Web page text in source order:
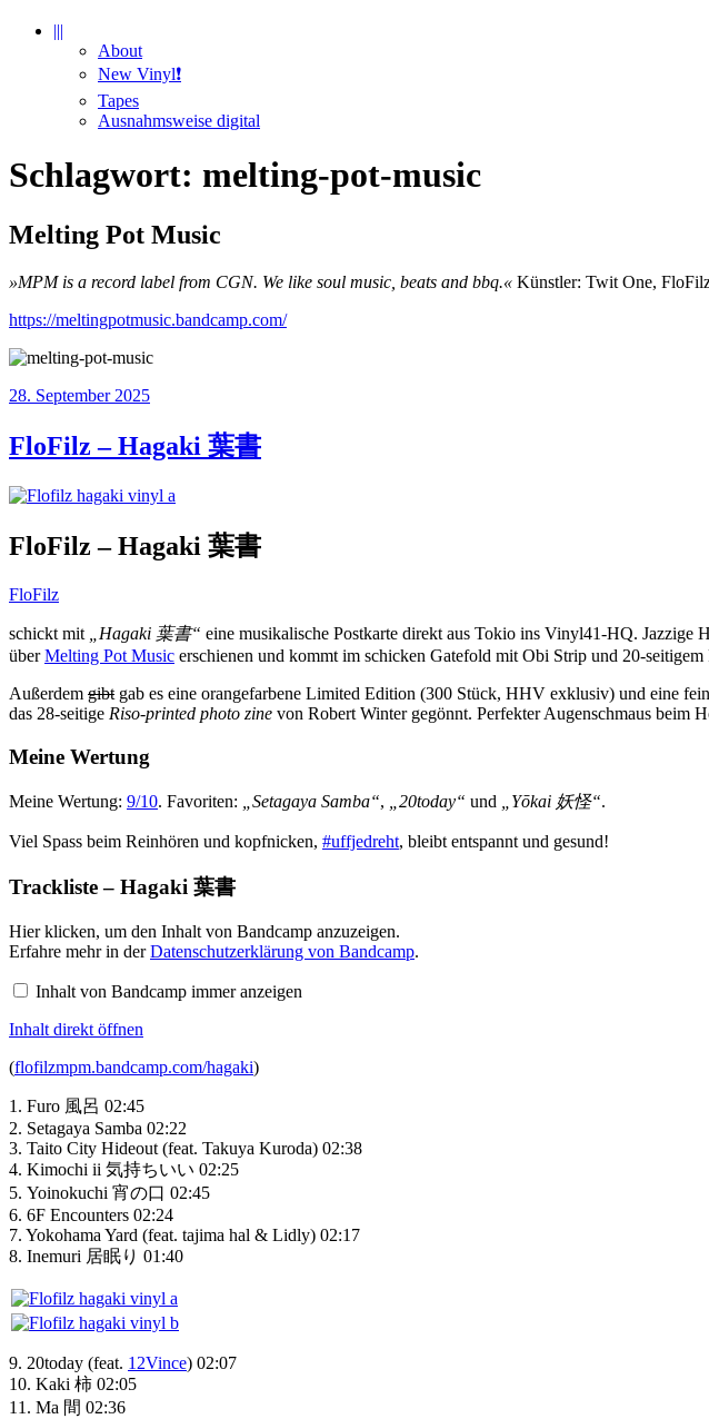
|||
About
New Vinyl❗️
Tapes
Ausnahmsweise digital
Schlagwort: melting-pot-music
Melting Pot Music
»MPM is a record label from CGN. We like soul music, beats and bbq.« Künstler: Twit One,
https://meltingpotmusic.bandcamp.com/
Veröffentlicht
28. September 2025
FloFilz – Hagaki 葉書
FloFilz – Hagaki 葉書
FloFilz
schickt mit „Hagaki 葉書“ eine musikalische Postkarte direkt aus Tokio ins Vinyl41-HQ. Jazzige
überMelting Pot Music erschienen und kommt im schicken Gatefold mit Obi Strip und 20-
Außerdem gibtgab es eine orangefarbene Limited Edition (300 Stück, HHV exklusiv) und eine
das 28-seitige Riso-printed photo zine von Robert Winter gegönnt. Perfekter Augenschmaus beim
Meine Wertung
Meine Wertung: 9/10. Favoriten: „Setagaya Samba“, „20today“ und „Yōkai 妖怪“.
Viel Spass beim Reinhören und kopfnicken, #uffjedreht, bleibt entspannt und gesund!
Trackliste – Hagaki 葉書
Inhalt
von
Bandcamp
anzeigen
Hier klicken, um den Inhalt von Bandcamp anzuzeigen.
Erfahre mehr in derDatenschutzerklärung von Bandcamp.
Inhalt von Bandcamp immer anzeigen
Inhalt direkt öffnen
(flofilzmpm.bandcamp.com/hagaki)
1. Furo 風呂 02:45
2. Setagaya Samba 02:22
3. Taito City Hideout (feat. Takuya Kuroda) 02:38
4. Kimochi ii 気持ちいい 02:25
5. Yoinokuchi 宵の口 02:45
6. 6F Encounters 02:24
7. Yokohama Yard (feat. tajima hal & Lidly) 02:17
8. Inemuri 居眠り 01:40
9. 20today (feat. 12Vince) 02:07
10. Kaki 柿 02:05
11. Ma 間 02:36